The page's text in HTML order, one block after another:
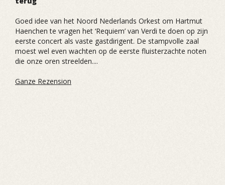
Goed idee van het Noord Nederlands Orkest om Hartmut
Haenchen te vragen het ‘Requiem’ van Verdi te doen op zijn
eerste concert als vaste gastdirigent. De stampvolle zaal
moest wel even wachten op de eerste fluisterzachte noten
die onze oren streelden....
Ganze Rezension